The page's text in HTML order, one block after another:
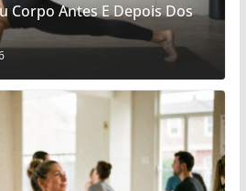
Corpo Antes E Depois Dos